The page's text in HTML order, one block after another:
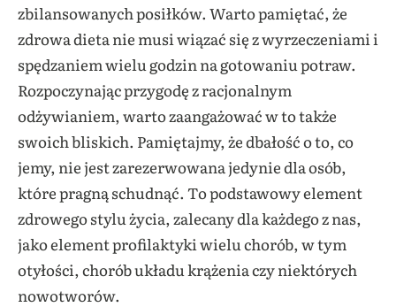
zbilansowanych posiłków. Warto pamiętać, że
zdrowa dieta nie musi wiązać się z wyrzeczeniami i
spędzaniem wielu godzin na gotowaniu potraw.
Rozpoczynając przygodę z racjonalnym
odżywianiem, warto zaangażować w to także
swoich bliskich. Pamiętajmy, że dbałość o to, co
jemy, nie jest zarezerwowana jedynie dla osób,
które pragną schudnąć. To podstawowy element
zdrowego stylu życia, zalecany dla każdego z nas,
jako element profilaktyki wielu chorób, w tym
otyłości, chorób układu krążenia czy niektórych
nowotworów.